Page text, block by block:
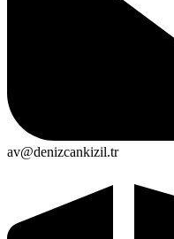
av@denizcankizil.tr